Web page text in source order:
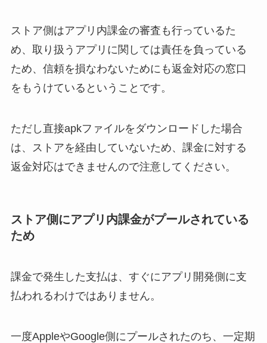
ストア側はアプリ内課金の審査も行っているた
め、取り扱うアプリに関しては責任を負っている
ため、信頼を損なわないためにも返金対応の窓口
をもうけているということです。
ただし直接apkファイルをダウンロードした場合
は、ストアを経由していないため、課金に対する
返金対応はできませんので注意してください。
ストア側にアプリ内課金がプールされている
ため
課金で発生した支払は、すぐにアプリ開発側に支
払われるわけではありません。
一度AppleやGoogle側にプールされたのち、一定期